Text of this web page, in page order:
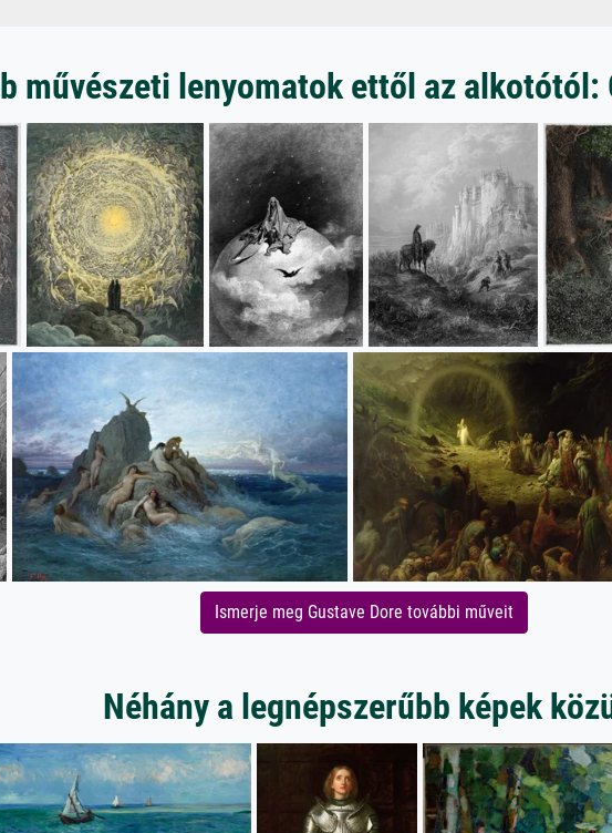
művészeti lenyomatok ettől az alkotótól:
Ismerje meg Gustave Dore további műveit
Néhány a legnépszerűbb képek